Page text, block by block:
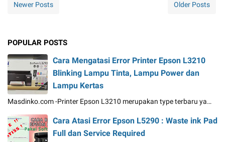
Newer Posts Older Posts
POPULAR POSTS
Cara Mengatasi Error Printer Epson L3210
Blinking Lampu Tinta, Lampu Power dan
Lampu Kertas
Masdinko.com -Printer Epson L3210 merupakan type terbaru ya…
Cara Atasi Error Epson L5290 : Waste ink Pad
Full dan Service Required